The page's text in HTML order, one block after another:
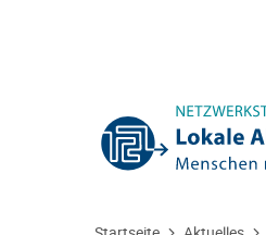
Sie befinden sich